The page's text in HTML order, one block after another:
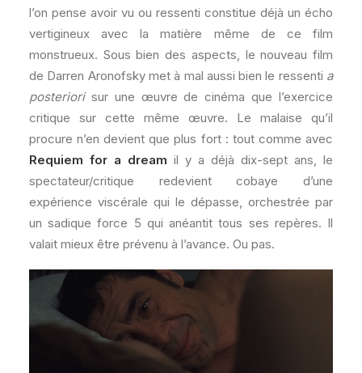
l’on pense avoir vu ou ressenti constitue déjà un écho
vertigineux avec la matière même de ce film
monstrueux. Sous bien des aspects, le nouveau film
de Darren Aronofsky met à mal aussi bien le ressenti a
posteriorisur une œuvre de cinéma que l’exercice
critique sur cette même œuvre. Le malaise qu’il
procure n’en devient que plus fort : tout comme avec
Requiem for a dream il y a déjà dix-sept ans, le
spectateur/critique redevient cobaye d’une
expérience viscérale qui le dépasse, orchestrée par
un sadique force 5 qui anéantit tous ses repères. Il
valait mieux être prévenu à l’avance. Ou pas.